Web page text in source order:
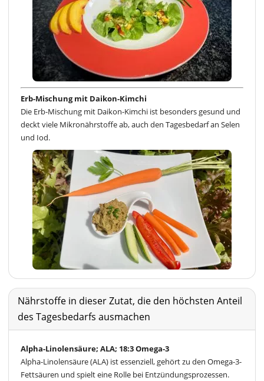
Erb-Mischung mit Daikon-Kimchi
Die Erb-Mischung mit Daikon-Kimchi ist besonders gesund und
deckt viele Mikronährstoffe ab, auch den Tagesbedarf an Selen
und Iod.
Nährstoffe in dieser Zutat, die den höchsten Anteil
des Tagesbedarfs ausmachen
Alpha-Linolensäure; ALA; 18:3 Omega-3
Alpha-Linolensäure (ALA) ist essenziell, gehört zu den Omega-3-
Fettsäuren und spielt eine Rolle bei Entzündungsprozessen.